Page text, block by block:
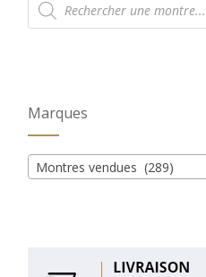
de
produits
Marques
Montres vendues (289)